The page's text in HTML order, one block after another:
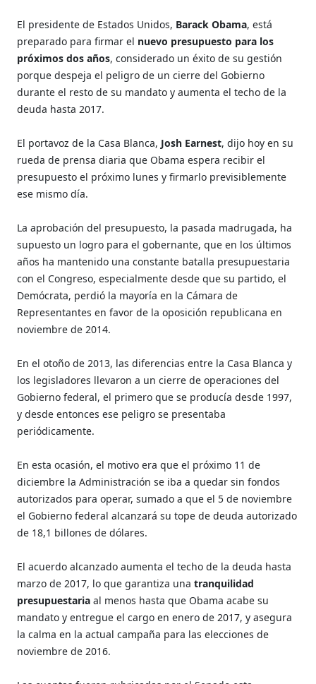
El presidente de Estados Unidos, Barack Obama, está
preparado para firmar el nuevo presupuesto para los
próximos dos años, considerado un éxito de su gestión
porque despeja el peligro de un cierre del Gobierno
durante el resto de su mandato y aumenta el techo de la
deuda hasta 2017.
El portavoz de la Casa Blanca, Josh Earnest, dijo hoy en su
rueda de prensa diaria que Obama espera recibir el
presupuesto el próximo lunes y firmarlo previsiblemente
ese mismo día.
La aprobación del presupuesto, la pasada madrugada, ha
supuesto un logro para el gobernante, que en los últimos
años ha mantenido una constante batalla presupuestaria
con el Congreso, especialmente desde que su partido, el
Demócrata, perdió la mayoría en la Cámara de
Representantes en favor de la oposición republicana en
noviembre de 2014.
En el otoño de 2013, las diferencias entre la Casa Blanca y
los legisladores llevaron a un cierre de operaciones del
Gobierno federal, el primero que se producía desde 1997,
y desde entonces ese peligro se presentaba
periódicamente.
En esta ocasión, el motivo era que el próximo 11 de
diciembre la Administración se iba a quedar sin fondos
autorizados para operar, sumado a que el 5 de noviembre
el Gobierno federal alcanzará su tope de deuda autorizado
de 18,1 billones de dólares.
El acuerdo alcanzado aumenta el techo de la deuda hasta
marzo de 2017, lo que garantiza unatranquilidad
presupuestaria al menos hasta que Obama acabe su
mandato y entregue el cargo en enero de 2017, y asegura
la calma en la actual campaña para las elecciones de
noviembre de 2016.